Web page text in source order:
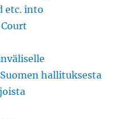
etc. into
hallituksesta